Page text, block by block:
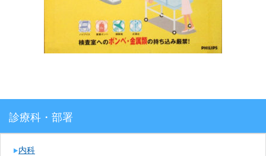
診療科・部署
内科